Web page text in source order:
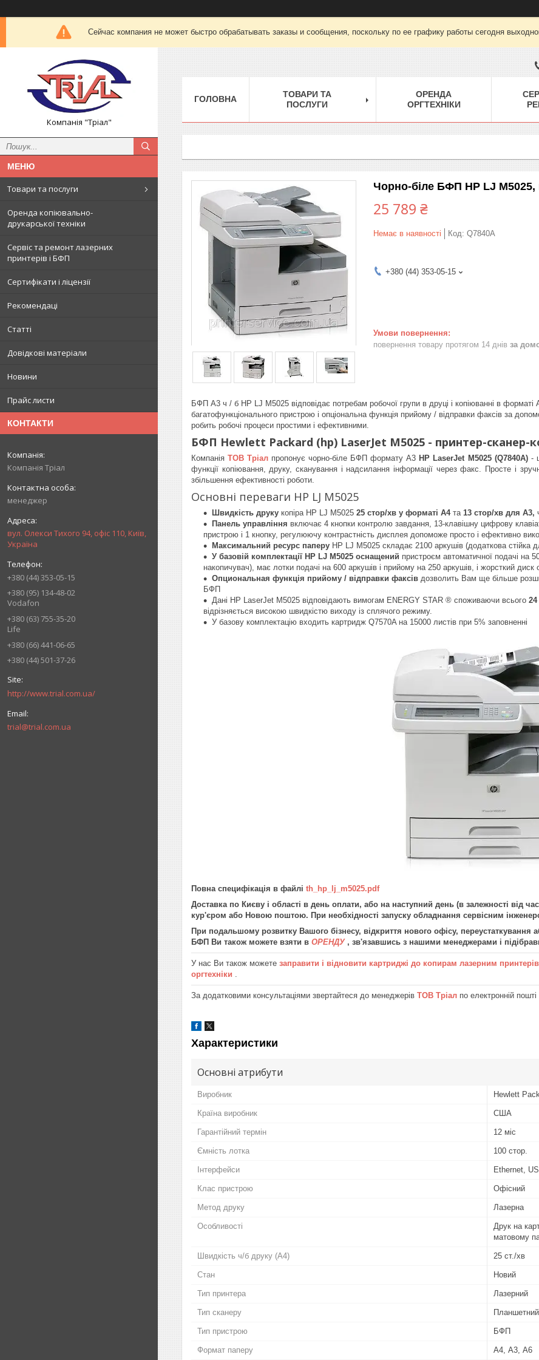
Сейчас компания не может быстро обрабатывать заказы и сообщения, поскольку по ее графику работы сегодня
Компанія "Тріал"
Товари та послуги
Оренда копіювально-
друкарської техніки
Сервіс та ремонт лазерних
принтерів і БФП
Сертифікати і ліцензії
Рекомендаці
Статті
Довідкові матеріали
Новини
Прайс листи
КОНТАКТИ
Компанія Тріал
менеджер
вул. Олекси Тихого 94, офіс 110, Київ,
Україна
+380 (44) 353-05-15
+380 (95) 134-48-02
Vodafon
+380 (63) 755-35-20
Life
+380 (66) 441-06-65
+380 (44) 501-37-26
http://www.trial.com.ua/
trial@trial.com.ua
ГОЛОВНА
ТОВАРИ ТА
ПОСЛУГИ
ОРЕНДА
ОРГТЕХНІКИ
Чорно-біле БФП HP LJ
25 789 ₴
Немає в наявності Код: Q7840A
+380 (44) 353-05-15
повернення товару протягом 14 днів за
БФП А3 ч / б HP LJ M5025 відповідає потребам робочої групи в друці і копіюванні в
багатофункціонального пристрою і опціональна функція прийому / відправки факсів за
робить робочі процеси простими і ефективними.
БФП Hewlett Packard (hp) LaserJet M5025 - принтер-сканер-
КомпаніяТОВ Тріал пропонує чорно-біле БФП формату А3 HP LaserJet M5025 (Q7840A) -
функції копіювання, друку, сканування і надсилання інформації через факс. Просте і
збільшення ефективності роботи.
Основні переваги HP LJ M5025
Швидкість друку копіра HP LJ M5025 25 стор/хв у форматі А4 та 13 стор/хв для A3,
Панель управління включає 4 кнопки контролю завдання, 13-клавішну цифрову
пристрою і 1 кнопку, регулюючу контрастність дисплея допоможе просто і ефективно
Максимальний ресурс паперу HP LJ M5025 складає 2100 аркушів (додаткова стійка
У базовій комплектації HP LJ M5025 оснащений пристроєм автоматичної подачі на
накопичувач), має лотки подачі на 600 аркушів і прийому на 250 аркушів, і жорсткий
Опциональная функція прийому / відправки факсів дозволить Вам ще більше
БФП
Дані HP LaserJet M5025 відповідають вимогам ENERGY STAR ® споживаючи всього
відрізняється високою швидкістю виходу із сплячого режиму.
У базову комплектацію входить картридж Q7570A на 15000 листів при 5% заповненні
Повна специфікація в файлі th_hp_lj_m5025.pdf
Доставка по Києву і області в день оплати, або на наступний день (в залежності від
кур'єром або Новою поштою. При необхідності запуску обладнання сервісним
При подальшому розвитку Вашого бізнесу, відкриття нового офісу, переустаткування
БФП Ви також можете взяти в ОРЕНДУ , зв'язавшись з нашими менеджерами і
У нас Ви також можете заправити і відновити картриджі до копирам лазерним принтерів
оргтехніки
За додатковими консультаціями звертайтеся до менеджерів ТОВ Тріал по електронній пошті
Характеристики
Основні атрибути
Виробник Hewlett
Країна виробник США
Гарантійний термін 12 міс
Ємність лотка 100 стор.
Інтерфейси Ethernet,
Клас пристрою Офісний
Метод друку Лазерна
Особливості
Друк на
матовому
Швидкість ч/б друку (A4) 25 ст./хв
Стан Новий
Тип принтера Лазерний
Тип сканеру Планшетний
Тип пристрою БФП
Формат паперу А4, А3, А6